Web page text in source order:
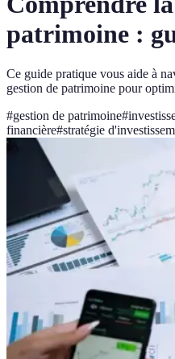
patrimoine :
Ce guide pratique vous aide à
gestion de patrimoine pour
#gestion de patrimoine#
financière#stratégie